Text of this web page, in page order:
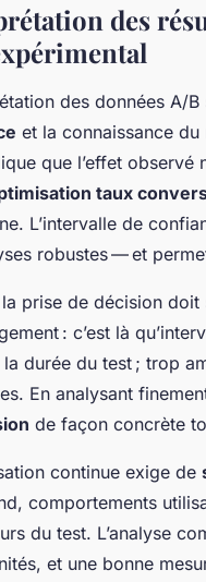
des
des données A/
et la connaissance
que l’effet observé
taux
L’intervalle de
robustes — et
la prise de décision
: c’est là
durée du test ; trop
En analysant
de façon concrète
continue exige de
comportements
du test. L’analyse
et une bonne